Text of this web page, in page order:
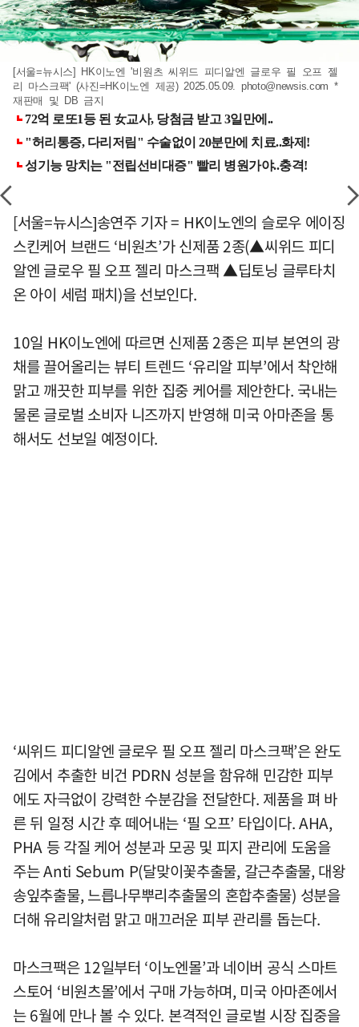
[서울=뉴시스] HK이노엔 '비원츠 씨위드 피디알엔 글로우 필 오프 젤
리 마스크팩' (사진=HK이노엔 제공) 2025.05.09. photo@newsis.com *
재판매 및 DB 금지
[서울=뉴시스]송연주 기자 = HK이노엔의 슬로우 에이징
스킨케어 브랜드 ‘비원츠’가 신제품 2종(▲씨위드 피디
알엔 글로우 필 오프 젤리 마스크팩 ▲딥토닝 글루타치
온 아이 세럼 패치)을 선보인다.
10일 HK이노엔에 따르면 신제품 2종은 피부 본연의 광
채를 끌어올리는 뷰티 트렌드 ‘유리알 피부’에서 착안해
맑고 깨끗한 피부를 위한 집중 케어를 제안한다. 국내는
물론 글로벌 소비자 니즈까지 반영해 미국 아마존을 통
해서도 선보일 예정이다.
‘씨위드 피디알엔 글로우 필 오프 젤리 마스크팩’은 완도
김에서 추출한 비건 PDRN 성분을 함유해 민감한 피부
에도 자극없이 강력한 수분감을 전달한다. 제품을 펴 바
른 뒤 일정 시간 후 떼어내는 ‘필 오프’ 타입이다. AHA,
PHA 등 각질 케어 성분과 모공 및 피지 관리에 도움을
주는 Anti Sebum P(달맞이꽃추출물, 갈근추출물, 대왕
송잎추출물, 느릅나무뿌리추출물의 혼합추출물) 성분을
더해 유리알처럼 맑고 매끄러운 피부 관리를 돕는다.
마스크팩은 12일부터 ‘이노엔몰’과 네이버 공식 스마트
스토어 ‘비원츠몰’에서 구매 가능하며, 미국 아마존에서
는 6월에 만나 볼 수 있다. 본격적인 글로벌 시장 집중을